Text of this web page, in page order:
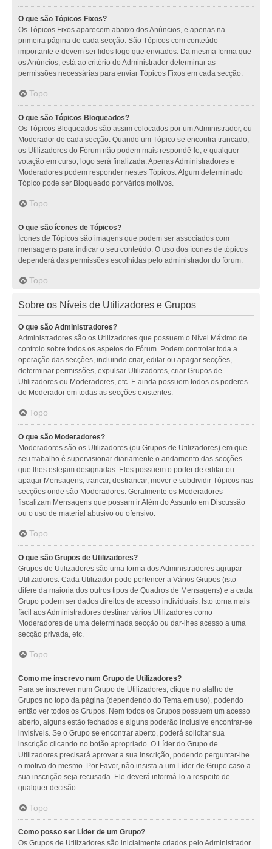
O que são Tópicos Fixos?
Os Tópicos Fixos aparecem abaixo dos Anúncios, e apenas na
primeira página de cada secção. São Tópicos com conteúdo
importante e devem ser lidos logo que enviados. Da mesma forma que
os Anúncios, está ao critério do Administrador determinar as
permissões necessárias para enviar Tópicos Fixos em cada secção.
Topo
O que são Tópicos Bloqueados?
Os Tópicos Bloqueados são assim colocados por um Administrador, ou
Moderador de cada secção. Quando um Tópico se encontra trancado,
os Utilizadores do Fórum não podem mais respondê-lo, e qualquer
votação em curso, logo será finalizada. Apenas Administradores e
Moderadores podem responder nestes Tópicos. Algum determinado
Tópico pode ser Bloqueado por vários motivos.
Topo
O que são ícones de Tópicos?
Ícones de Tópicos são imagens que podem ser associados com
mensagens para indicar o seu conteúdo. O uso dos ícones de tópicos
dependerá das permissões escolhidas pelo administrador do fórum.
Topo
Sobre os Níveis de Utilizadores e Grupos
O que são Administradores?
Administradores são os Utilizadores que possuem o Nível Máximo de
controlo sobre todos os aspetos do Fórum. Podem controlar toda a
operação das secções, incluindo criar, editar ou apagar secções,
determinar permissões, expulsar Utilizadores, criar Grupos de
Utilizadores ou Moderadores, etc. E ainda possuem todos os poderes
de Moderador em todas as secções existentes.
Topo
O que são Moderadores?
Moderadores são os Utilizadores (ou Grupos de Utilizadores) em que
seu trabalho é supervisionar diariamente o andamento das secções
que lhes estejam designadas. Eles possuem o poder de editar ou
apagar Mensagens, trancar, destrancar, mover e subdividir Tópicos nas
secções onde são Moderadores. Geralmente os Moderadores
fiscalizam Mensagens que possam ir Além do Assunto em Discussão
ou o uso de material abusivo ou ofensivo.
Topo
O que são Grupos de Utilizadores?
Grupos de Utilizadores são uma forma dos Administradores agrupar
Utilizadores. Cada Utilizador pode pertencer a Vários Grupos (isto
difere da maioria dos outros tipos de Quadros de Mensagens) e a cada
Grupo podem ser dados direitos de acesso individuais. Isto torna mais
fácil aos Administradores destinar vários Utilizadores como
Moderadores de uma determinada secção ou dar-lhes acesso a uma
secção privada, etc.
Topo
Como me inscrevo num Grupo de Utilizadores?
Para se inscrever num Grupo de Utilizadores, clique no atalho de
Grupos no topo da página (dependendo do Tema em uso), podendo
então ver todos os Grupos. Nem todos os Grupos possuem um acesso
aberto, alguns estão fechados e alguns poderão inclusive encontrar-se
invisíveis. Se o Grupo se encontrar aberto, poderá solicitar sua
inscrição clicando no botão apropriado. O Líder do Grupo de
Utilizadores precisará aprovar a sua inscrição, podendo perguntar-lhe
o motivo do mesmo. Por Favor, não insista a um Líder de Grupo caso a
sua inscrição seja recusada. Ele deverá informá-lo a respeito de
qualquer decisão.
Topo
Como posso ser Líder de um Grupo?
Os Grupos de Utilizadores são inicialmente criados pelo Administrador